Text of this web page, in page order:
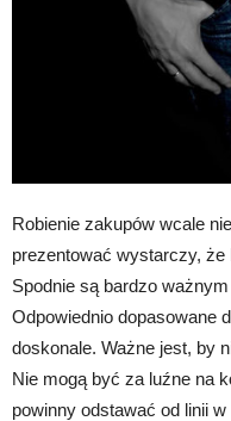
Robienie zakupów wcale
prezentować wystarczy, że
Spodnie są bardzo
Odpowiednio dopasowane
doskonale. Ważne jest, by
Nie mogą być za luźne na
powinny odstawać od linii